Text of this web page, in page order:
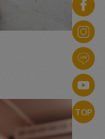
TOP